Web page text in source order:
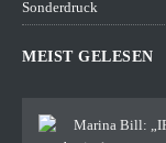
Sonderdruck
MEIST GELESEN